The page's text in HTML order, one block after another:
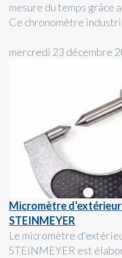
mesure du temps grâce
Ce chronomètre
mercredi 23 décembre
Micromètre
STEINMEYER
Le micromètre
STEINMEYER est